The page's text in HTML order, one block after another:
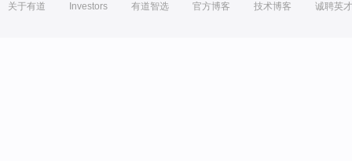
关于有道 Investors 有道智选 官方博客 技术博客 诚聘英才